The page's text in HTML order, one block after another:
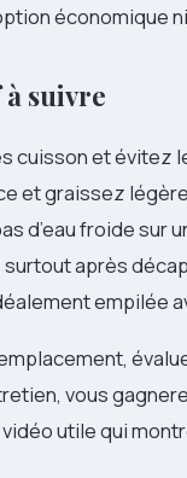
économique
suivre
cuisson et évitez
et graissez
d’eau froide sur
après
vous
utile qui